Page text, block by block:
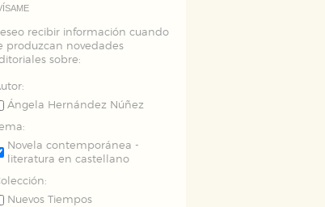
recibir información cuando
produzcan novedades
sobre:
Ángela Hernández Núñez
Novela contemporánea -
literatura en castellano
Nuevos Tiempos